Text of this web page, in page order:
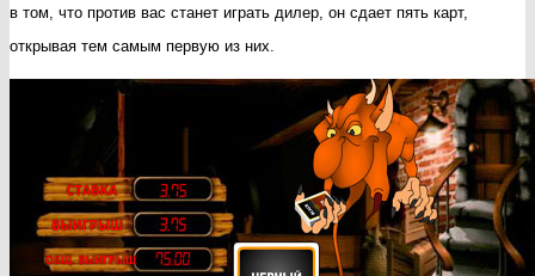
в том, что против вас станет играть дилер, он сдает пять карт,
открывая тем самым первую из них.